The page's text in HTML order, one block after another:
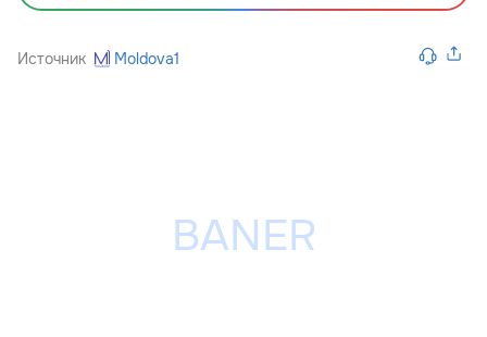
Источник Moldova1